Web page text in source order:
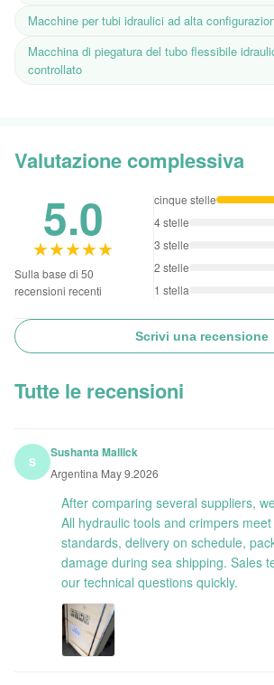
Macchine per tubi idraulici ad alta
Macchina di piegatura del tubo flessibile
controllato
Valutazione complessiva
5.0
★★★★★
★★★★★
Sulla base di 50
recensioni recenti
cinque stelle
4 stelle
3 stelle
2 stelle
1 stella
Scrivi una recensione
Tutte le recensioni
S
Sushanta Mallick
Argentina May 9.2026
After comparing several suppliers,
All hydraulic tools and crimpers
standards, delivery on schedule,
damage during sea shipping. Sales
our technical questions quickly.